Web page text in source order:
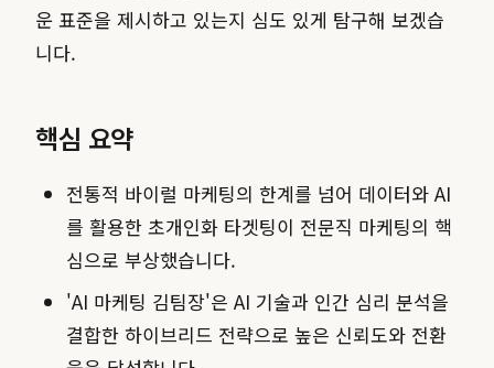
운 표준을 제시하고 있는지 심도 있게 탐구해 보겠습
니다.
핵심 요약
전통적 바이럴 마케팅의 한계를 넘어 데이터와 AI
를 활용한 초개인화 타겟팅이 전문직 마케팅의 핵
심으로 부상했습니다.
'AI 마케팅 김팀장'은 AI 기술과 인간 심리 분석을
결합한 하이브리드 전략으로 높은 신뢰도와 전환